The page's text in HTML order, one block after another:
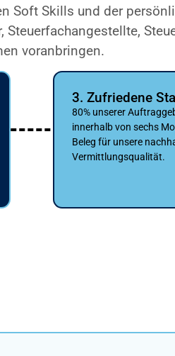
Soft Skills und der
Steuerfachangestellte,
voranbringen.
3. Zufriedene
80% unserer
innerhalb von sechs
Beleg für unsere
Vermittlungsqualität.